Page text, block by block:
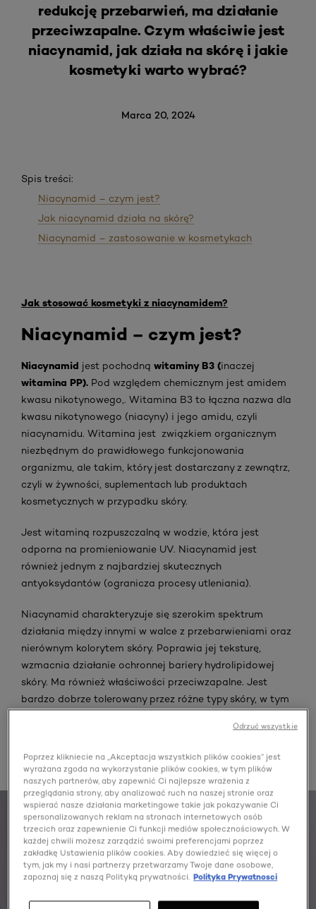
redukcję przebarwień, ma działanie
przeciwzapalne. Czym właściwie jest
niacynamid, jak działa na skórę i jakie
kosmetyki warto wybrać?
Marca 20, 2024
Spis treści:
Niacynamid – czym jest?
Jak niacynamid działa na skórę?
Niacynamid – zastosowanie w kosmetykach
Jak stosować kosmetyki z niacynamidem?
Niacynamid – czym jest?
Niacynamid jest pochodną witaminy B3 (inaczej
witamina PP). Pod względem chemicznym jest amidem
kwasu nikotynowego,. Witamina B3 to łączna nazwa dla
kwasu nikotynowego (niacyny) i jego amidu, czyli
niacynamidu. Witamina jest związkiem organicznym
niezbędnym do prawidłowego funkcjonowania
organizmu, ale takim, który jest dostarczany z zewnątrz,
czyli w żywności, suplementach lub produktach
kosmetycznych w przypadku skóry.
Jest witaminą rozpuszczalną w wodzie, która jest
odporna na promieniowanie UV. Niacynamid jest
również jednym z najbardziej skutecznych
antyoksydantów (ogranicza procesy utleniania).
Niacynamid charakteryzuje się szerokim spektrum
działania między innymi w walce z przebarwieniami oraz
nierównym kolorytem skóry. Poprawia jej teksturę,
wzmacnia działanie ochronnej bariery hydrolipidowej
skóry. Ma również właściwości przeciwzapalne. Jest
bardzo dobrze tolerowany przez różne typy skóry, w tym
skórę?
Poprzez klikniecie na „Akceptacja wszystkich plików cookies” jest
wyrażana zgoda na wykorzystanie plików cookies, w tym plików
naszych partnerów, aby zapewnić Ci najlepsze wrażenia z
przeglądania strony, aby analizować ruch na naszej stronie oraz
wspierać nasze działania marketingowe takie jak pokazywanie Ci
spersonalizowanych reklam na stronach internetowych osób
trzecich oraz zapewnienie Ci funkcji mediów społecznościowych. W
każdej chwili możesz zarządzić swoimi preferencjami poprzez
zakładkę Ustawienia plików cookies. Aby dowiedzieć się więcej o
tym, jak my i nasi partnerzy przetwarzamy Twoje dane osobowe,
zapoznaj się z naszą Polityką prywatności. Polityka Prywatnosci
Odrzuć wszystkie